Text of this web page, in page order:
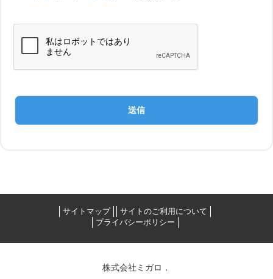
サイトマップ
サイトのご利用について
プライバシーポリシー
株式会社ミガロ．